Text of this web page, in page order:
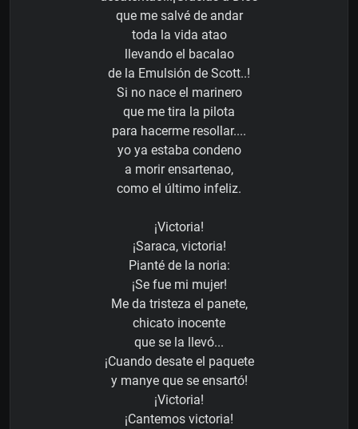
que me salvé de andar
toda la vida atao
llevando el bacalao
de la Emulsión de Scott..!
Si no nace el marinero
que me tira la pilota
para hacerme resollar....
yo ya estaba condeno
a morir ensartenao,
como el último infeliz.
¡Victoria!
¡Saraca, victoria!
Pianté de la noria:
¡Se fue mi mujer!
Me da tristeza el panete,
chicato inocente
que se la llevó...
¡Cuando desate el paquete
y manye que se ensartó!
¡Victoria!
¡Cantemos victoria!